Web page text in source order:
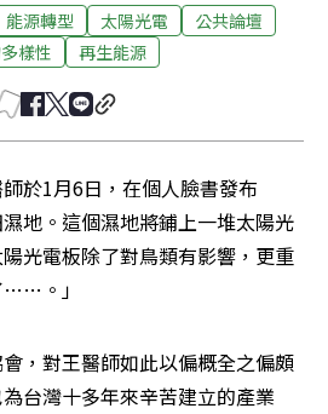
能源轉型 太陽光電
公共論壇
樣性
再生能源
於1月6日，在個人臉書發布
地。這個濕地將鋪上一堆太陽光
光電板除了對鳥類有影響，更重
……。」
，對王醫師如此以偏概全之偏頗
台灣十多年來辛苦建立的產業